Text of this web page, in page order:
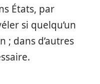
États, par
si quelqu’un
; dans d’autres